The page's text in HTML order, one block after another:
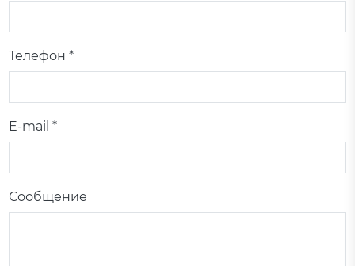
Телефон *
E-mail *
Сообщение